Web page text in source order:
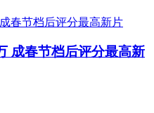
成春节档后评分最高新